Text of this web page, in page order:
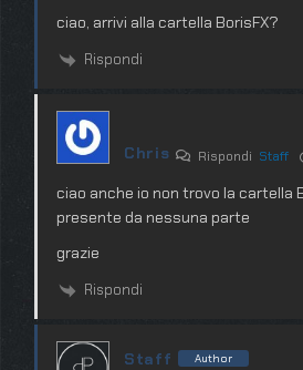
ciao, arrivi alla cartella BorisFX?
Rispondi
Chris Rispondi Staff
ciao anche io non trovo la cartella
presente da nessuna parte
grazie
Rispondi
Staff Author